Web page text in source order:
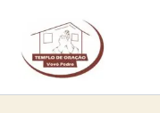
conteúdo